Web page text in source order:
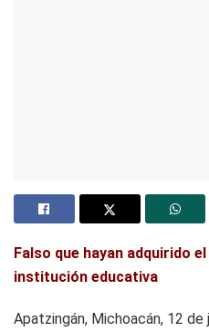
Falso que hayan adquirido
institución educativa
Apatzingán, Michoacán, 12 de